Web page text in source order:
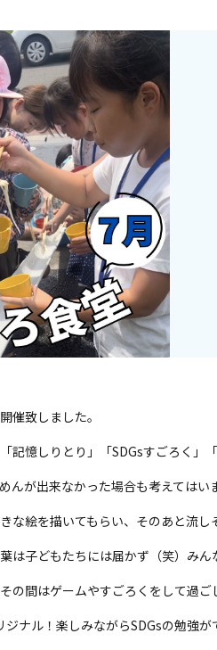
催致しました。
記憶しりとり」「SDGsすごろく」
んが出来なかった場合も考えては
な絵を描いてもらい、そのあと流し
は子どもたちには届かず（笑）みん
の間はゲームやすごろくをして過ご
ジナル！楽しみながらSDGsの勉強が